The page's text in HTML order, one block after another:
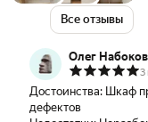
Все отзывы
Олег Набоков
3
Достоинства: Шкаф
дефектов